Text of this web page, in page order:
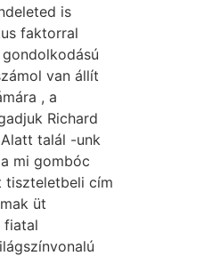
is
faktorral
van állít
, a
Richard
talál -unk
mi gombóc
tiszteletbeli cím
üt
fiatal